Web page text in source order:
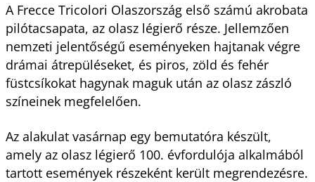
A Frecce Tricolori Olaszország első számú akrobata
pilótacsapata, az olasz légierő része. Jellemzően
nemzeti jelentőségű eseményeken hajtanak végre
drámai átrepüléseket, és piros, zöld és fehér
füstcsíkokat hagynak maguk után az olasz zászló
színeinek megfelelően.
Az alakulat vasárnap egy bemutatóra készült,
amely az olasz légierő 100. évfordulója alkalmából
tartott események részeként került megrendezésre.